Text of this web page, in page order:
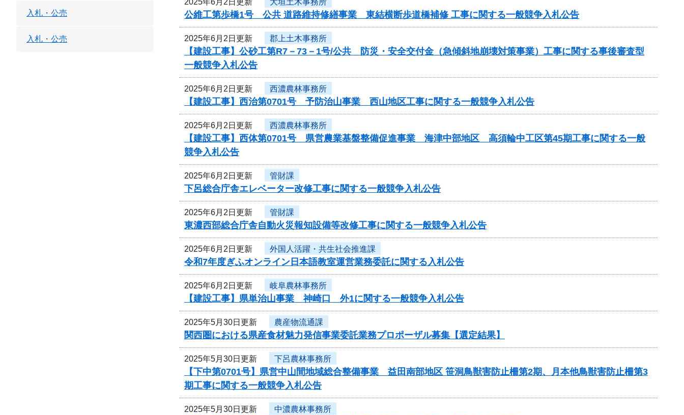
公維工第歩橋1号 公共 道路維持修繕事業 東結横断歩道橋補修 工事に関する一般競争入札公告
2025年6月2日更新 郡上土木事務所
【建設工事】公砂工第R7－73－1号/公共 防災・安全交付金（急傾斜地崩壊対策事業）工事に関する事後審査型
一般競争入札公告
2025年6月2日更新 西濃農林事務所
【建設工事】西治第0701号 予防治山事業 西山地区工事に関する一般競争入札公告
2025年6月2日更新 西濃農林事務所
【建設工事】西体第0701号 県営農業基盤整備促進事業 海津中部地区 高須輪中工区第45期工事に関する一般
競争入札公告
2025年6月2日更新 管財課
下呂総合庁舎エレベーター改修工事に関する一般競争入札公告
2025年6月2日更新 管財課
東濃西部総合庁舎自動火災報知設備等改修工事に関する一般競争入札公告
2025年6月2日更新 外国人活躍・共生社会推進課
令和7年度ぎふオンライン日本語教室運営業務委託に関する入札公告
2025年6月2日更新 岐阜農林事務所
【建設工事】県単治山事業 神崎口 外1に関する一般競争入札公告
2025年5月30日更新 農産物流通課
関西圏における県産食材魅力発信事業委託業務プロポーザル募集【選定結果】
2025年5月30日更新 下呂農林事務所
【下中第0701号】県営中山間地域総合整備事業 益田南部地区 笹洞鳥獣害防止柵第2期、月本他鳥獣害防止柵第3
期工事に関する一般競争入札公告
2025年5月30日更新 中濃農林事務所
入札・公売
入札・公売